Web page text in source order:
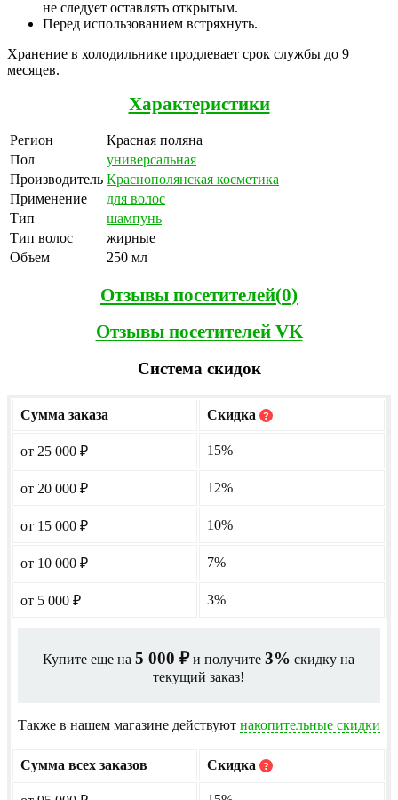
не следует оставлять открытым.
Перед использованием встряхнуть.
Хранение в холодильнике продлевает срок службы до 9
месяцев.
Характеристики
Регион
Красная поляна
Пол
универсальная
Производитель Краснополянская косметика
Применение
для волос
Тип
шампунь
Тип волос
жирные
Объем
250 мл
Отзывы посетителей(0)
Отзывы посетителей VK
Система скидок
Сумма заказа Скидка ?
от 25 000 ₽ 15%
от 20 000 ₽ 12%
от 15 000 ₽ 10%
от 10 000 ₽ 7%
от 5 000 ₽ 3%
Купите еще на5 000₽и получите3% скидку на
текущий заказ!
Также в нашем магазине действуют накопительные скидки
Сумма всех заказов Скидка ?